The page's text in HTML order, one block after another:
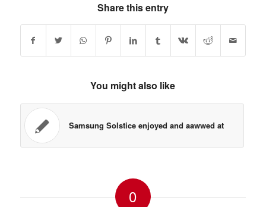
Share this entry
You might also like
Samsung Solstice enjoyed and aawwed at
0